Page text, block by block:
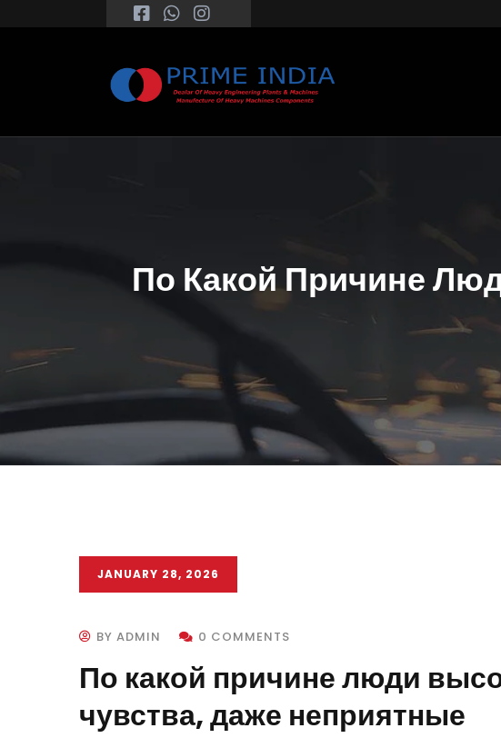
По Какой Причине
JANUARY 28, 2026
BY ADMIN 0 COMMENTS
По какой причине люди
чувства, даже неприятные